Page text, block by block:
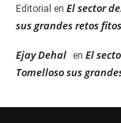
Editorial en El sector
sus grandes retos
Ejay Dehal en El
Tomelloso sus